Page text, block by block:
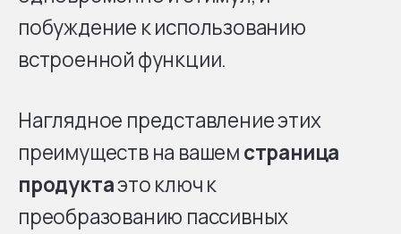
побуждение к использованию
встроенной функции.
Наглядное представление этих
преимуществ на вашемстраница
продуктаэто ключ к
преобразованию пассивных